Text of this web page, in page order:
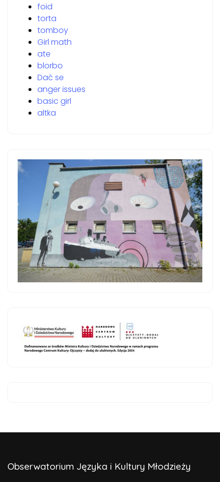
foid
torta
tomboy
Girl math
ate
blorbo
Dać se
anger issues
basic girl
altka
Obserwatorium Języka i Kultury Młodzieży